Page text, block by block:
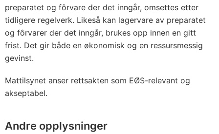
preparatet og fôrvare der det inngår, omsettes etter
tidligere regelverk. Likeså kan lagervare av preparatet
og fôrvarer der det inngår, brukes opp innen en gitt
frist. Det gir både en økonomisk og en ressursmessig
gevinst.
Mattilsynet anser rettsakten som EØS-relevant og
akseptabel.
Andre opplysninger